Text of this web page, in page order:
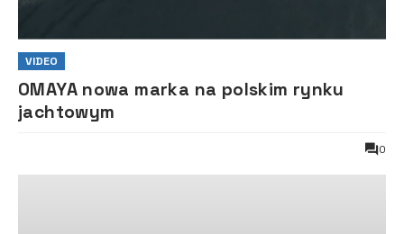
VIDEO
OMAYA nowa marka na polskim rynku
jachtowym
0